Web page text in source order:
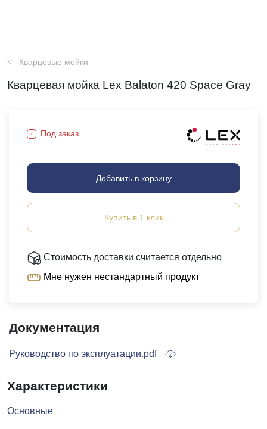
Кварцевые мойки
Кварцевая мойка Lex Balaton 420 Space Gray
Документация
Руководство по эксплуатации.pdf
Под заказ
Добавить в корзину
Купить в 1 клик
Стоимость доставки считается отдельно
Мне нужен нестандартный продукт
Характеристики
Основные